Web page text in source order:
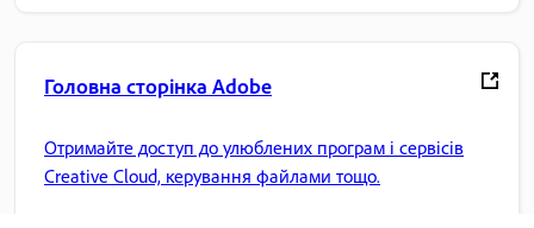
Головна сторінка Adobe
Отримайте доступ до улюблених програм і сервісів
Creative Cloud, керування файлами тощо.